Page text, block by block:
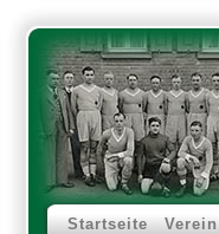
Startseite Verein